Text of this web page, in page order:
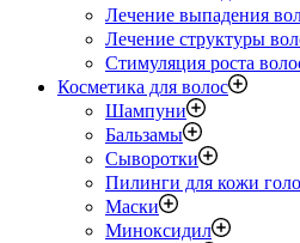
Лечение выпадения
Лечение структуры
Стимуляция роста
Косметика для волос
Шампуни
Бальзамы
Сыворотки
Пилинги для кожи
Маски
Миноксидил